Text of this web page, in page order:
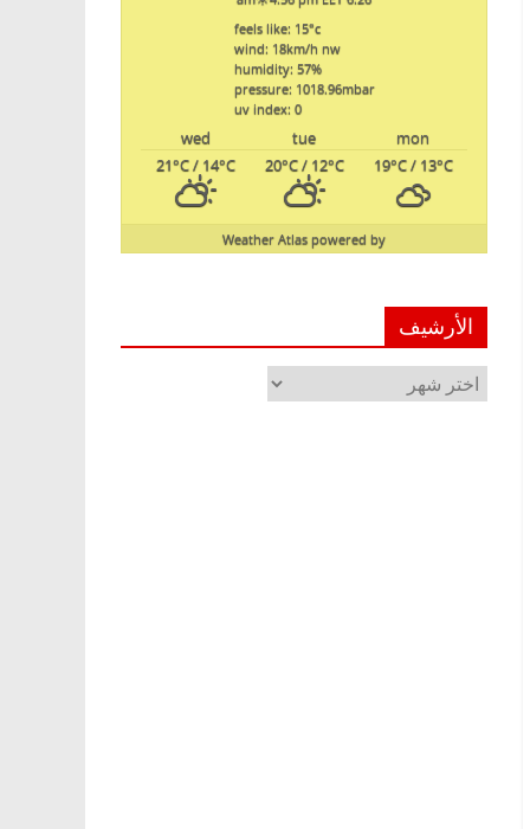
feels like: 15°c
wind: 18km/h nw
humidity: 57%
pressure: 1018.96mbar
uv index: 0
mon
tue
wed
19°C/ 13°C
20°C/ 12°C
21°C/ 14°C
powered by
Weather Atlas
الأرشيف
الأرشيف